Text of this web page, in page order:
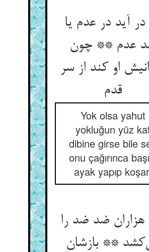
آید در عدم یا
عدم ** چون
او کند از سر
Yok olsa yahut
yokluğun yüz
dibine girse bile
onu çağırınca
ayak yapıp
ضد ضد را
** بازشان